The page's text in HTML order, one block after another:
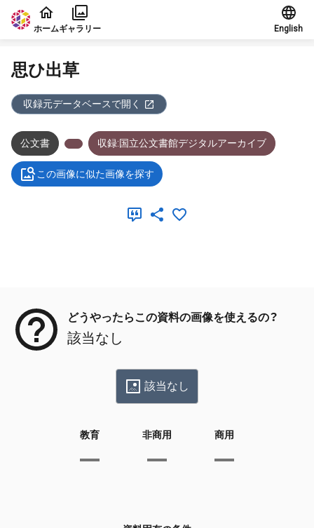
本文に飛ぶ
ホームギャラリー English
思ひ出草
収録元データベースで開く
公文書 収録:国立公文書館デジタルアーカイブ
この画像に似た画像を探す
どうやったらこの資料の画像を使えるの？
該当なし
該当なし
教育 非商用 商用